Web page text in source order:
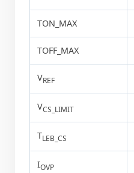
TON_MAX
TOFF_MAX
VREF
VCS_LIMIT
TLEB_CS
IOVP